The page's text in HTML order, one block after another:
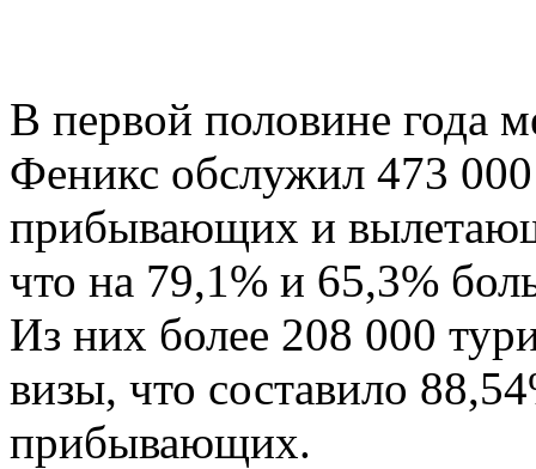
В первой половине года
Феникс обслужил 473
прибывающих и
что на 79,1% и 65,3%
Из них более 208 000
визы, что составило
прибывающих.